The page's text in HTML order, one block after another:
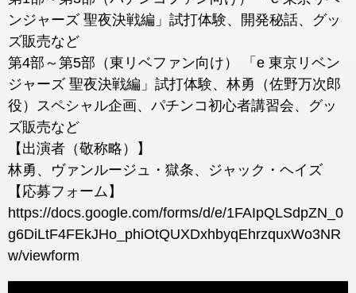
ンジャーズ 聖夜決戦編」試打体験、開発秘話、グッ
ズ販売など
第4部～第5部（東リベファン向け） 「e 東京リベン
ジャーズ 聖夜決戦編」試打体験、林勇（佐野万次郎
役）スペシャル企画、パチンコ初心者講習会、グッ
ズ販売など
【出演者（敬称略）】
林勇、ヴァンルージュ・獄条、ジャック・ヘイズ
【応募フォーム】
https://docs.google.com/forms/d/e/1FAIpQLSdpZN_0
g6DiLtF4FEkJHo_phiOtQUXDxhbyqEhrzquxWo3NR
w/viewform